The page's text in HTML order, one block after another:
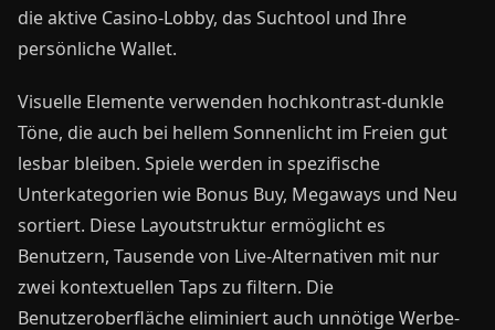
die aktive Casino-Lobby, das Suchtool und Ihre
persönliche Wallet.
Visuelle Elemente verwenden hochkontrast-dunkle
Töne, die auch bei hellem Sonnenlicht im Freien gut
lesbar bleiben. Spiele werden in spezifische
Unterkategorien wie Bonus Buy, Megaways und Neu
sortiert. Diese Layoutstruktur ermöglicht es
Benutzern, Tausende von Live-Alternativen mit nur
zwei kontextuellen Taps zu filtern. Die
Benutzeroberfläche eliminiert auch unnötige Werbe-